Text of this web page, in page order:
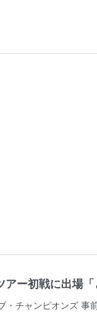
ー初戦に出場
・チャンピオンズ